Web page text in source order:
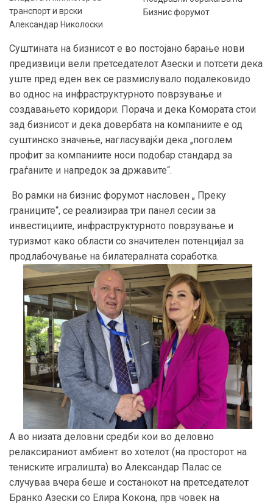
транспорт и врски
Александар Николоски
Бизнис форумот
Суштината на бизнисот е во постојано барање нови
предизвици вели претседателот Азески и потсети дека
уште пред еден век се размислувало подалековидо
во однос на инфраструктурното поврзување и
создавањето коридори. Порача и дека Комората стои
зад бизнисот и дека довербата на компаниите е од
суштинско значење, нагласувајќи дека „поголем
профит за компаниите носи подобар стандард за
граѓаните и напредок за државите“.
Во рамки на бизнис форумот насловен „ Преку
границите“, се реализираа три панел сесии за
инвестициите, инфраструктурното поврзување и
туризмот како области со значителен потенцијал за
продлабочување на билатералната соработка.
А во низата деловни средби кои во деловно
релаксираниот амбиент во хотелот (на просторот на
тениските игралишта) во Александар Палас се
случуваа вчера беше и состанокот на претседателот
Бранко Азески со Елира Кокона, прв човек на